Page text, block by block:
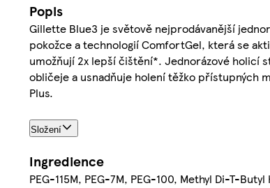
Popis
Gillette Blue3 je světově nejprodávanější
pokožce a technologií ComfortGel, která se
umožňují 2x lepší čištění*. Jednorázové holicí
obličeje a usnadňuje holení těžko přístupných
Plus.
Složení
Ingredience
PEG-115M, PEG-7M, PEG-100, Methyl Di-T-